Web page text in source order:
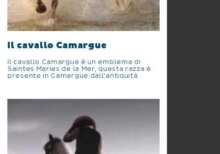
Il cavallo Camargue
Il cavallo Camargue è un emblema di
Saintes Maries de la Mer, questa razza è
presente in Camargue dall'antiquità.